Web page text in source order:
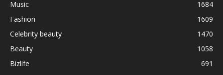
Music
1684
Fashion
1609
Celebrity beauty
1470
Beauty
1058
Bizlife
691